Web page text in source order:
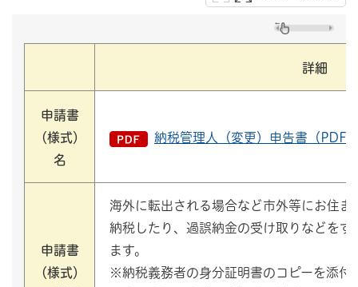
詳細
申請書
（様式）
名
納税管理人（変更）申告書（PDF
申請書
（様式）
海外に転出される場合など市外等にお住
納税したり、過誤納金の受け取りなどを
ます。
※納税義務者の身分証明書のコピーを添付